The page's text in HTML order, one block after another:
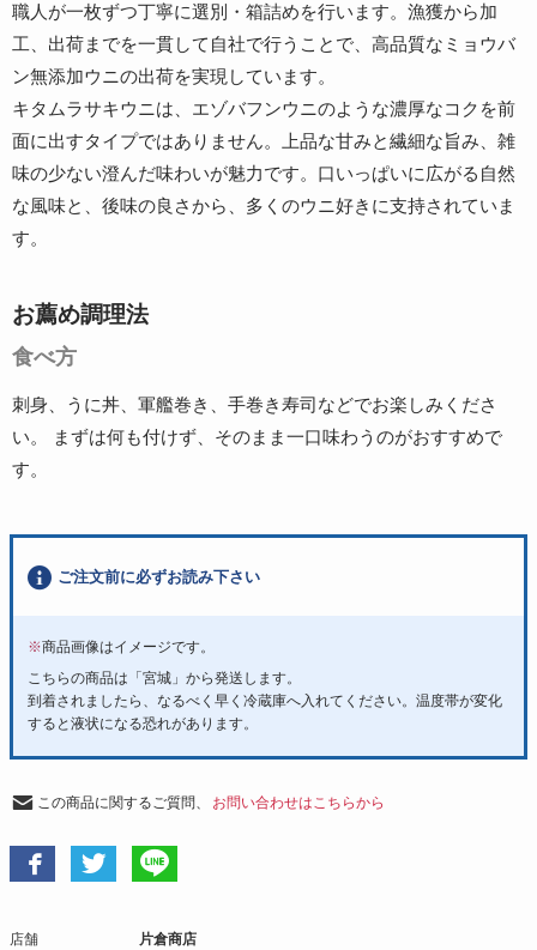
職人が一枚ずつ丁寧に選別・箱詰めを行います。漁獲から加
工、出荷までを一貫して自社で行うことで、高品質なミョウバ
ン無添加ウニの出荷を実現しています。
キタムラサキウニは、エゾバフンウニのような濃厚なコクを前
面に出すタイプではありません。上品な甘みと繊細な旨み、雑
味の少ない澄んだ味わいが魅力です。口いっぱいに広がる自然
な風味と、後味の良さから、多くのウニ好きに支持されていま
す。
お薦め調理法
食べ方
刺身、うに丼、軍艦巻き、手巻き寿司などでお楽しみくださ
い。 まずは何も付けず、そのまま一口味わうのがおすすめで
す。
ご注文前に必ずお読み下さい
※商品画像はイメージです。
こちらの商品は「宮城」から発送します。
到着されましたら、なるべく早く冷蔵庫へ入れてください。温度帯が変化
すると液状になる恐れがあります。
この商品に関するご質問、 お問い合わせはこちらから
店舗 片倉商店